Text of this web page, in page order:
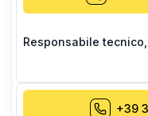
Responsabile tecnico
+39